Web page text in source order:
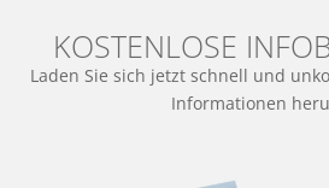
KOSTENLOSE
Laden Sie sich jetzt schnell und
Informationen